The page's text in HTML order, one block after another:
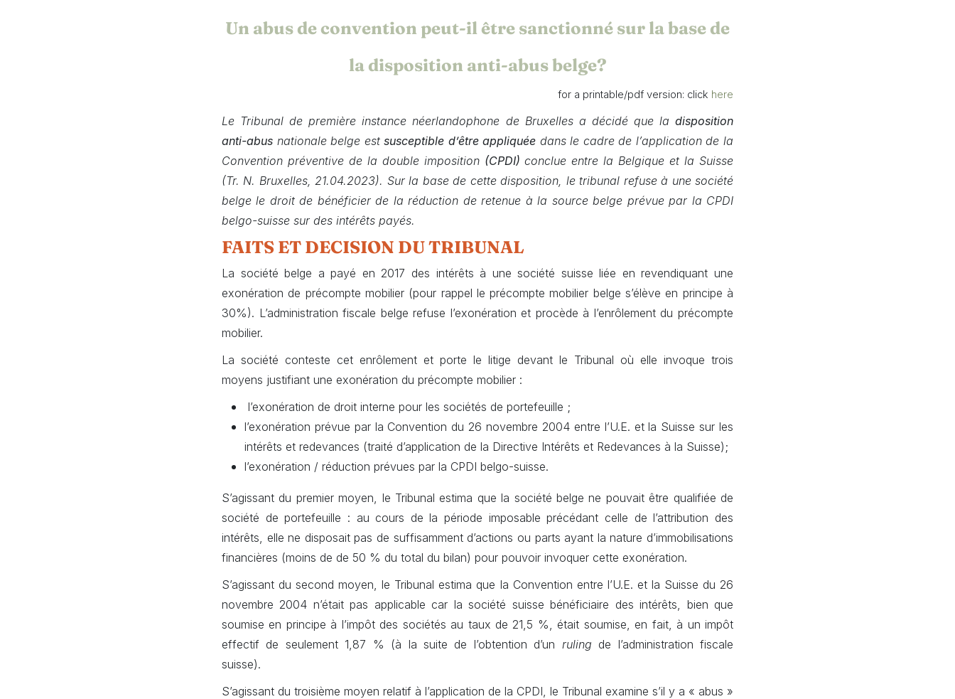
Un abus de convention peut-il être sanctionné sur la base de
la disposition anti-abus belge?
for a printable/pdf version: click here
Le Tribunal de première instance néerlandophone de Bruxelles a décidé que la disposition
anti-abus nationale belge estsusceptible d’être appliquée dans le cadre de l’application de la
Convention préventive de la double imposition (CPDI) conclue entre la Belgique et la Suisse
(Tr. N. Bruxelles, 21.04.2023). Sur la base de cette disposition, le tribunal refuse à une société
belge le droit de bénéficier de la réduction de retenue à la source belge prévue par la CPDI
belgo-suisse sur des intérêts payés.
FAITS ET DECISION DU TRIBUNAL
La société belge a payé en 2017 des intérêts à une société suisse liée en revendiquant une
exonération de précompte mobilier (pour rappel le précompte mobilier belge s’élève en principe à
30%). L’administration fiscale belge refuse l’exonération et procède à l’enrôlement du précompte
mobilier.
La société conteste cet enrôlement et porte le litige devant le Tribunal où elle invoque trois
moyens justifiant une exonération du précompte mobilier :
l’exonération de droit interne pour les sociétés de portefeuille ;
l’exonération prévue par la Convention du 26 novembre 2004 entre l’U.E. et la Suisse sur les
intérêts et redevances (traité d’application de la Directive Intérêts et Redevances à la Suisse);
l’exonération / réduction prévues par la CPDI belgo-suisse.
S’agissant du premier moyen, le Tribunal estima que la société belge ne pouvait être qualifiée de
société de portefeuille : au cours de la période imposable précédant celle de l’attribution des
intérêts, elle ne disposait pas de suffisamment d’actions ou parts ayant la nature d’immobilisations
financières (moins de de 50 % du total du bilan) pour pouvoir invoquer cette exonération.
S’agissant du second moyen, le Tribunal estima que la Convention entre l’U.E. et la Suisse du 26
novembre 2004 n’était pas applicable car la société suisse bénéficiaire des intérêts, bien que
soumise en principe à l’impôt des sociétés au taux de 21,5 %, était soumise, en fait, à un impôt
effectif de seulement 1,87 % (à la suite de l’obtention d’un ruling de l’administration fiscale
suisse).
S’agissant du troisième moyen relatif à l’application de la CPDI, le Tribunal examine s’il y a « abus »